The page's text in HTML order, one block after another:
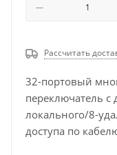
Рассчитать
32-портовый
переключатель с
локального/8-
доступа по